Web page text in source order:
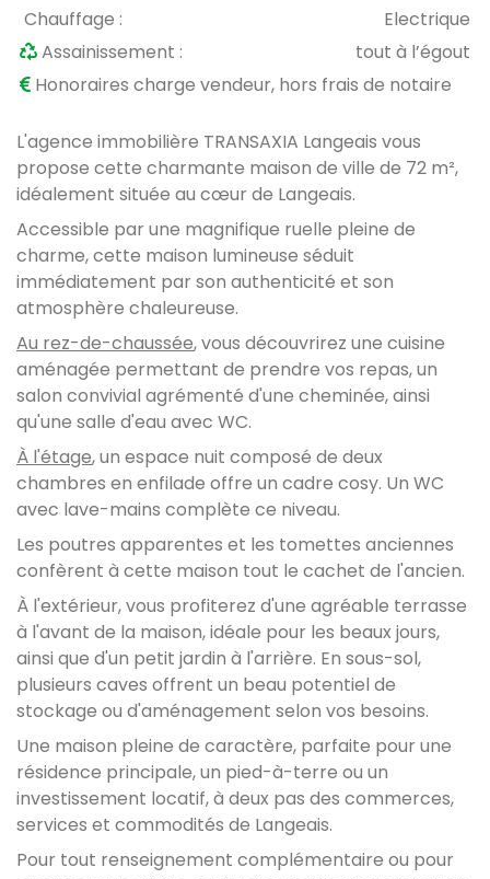
Chauffage :
Electrique
Assainissement :
tout à l’égout
Honoraires charge vendeur, hors frais de notaire
L'agence immobilière TRANSAXIA Langeais vous
propose cette charmante maison de ville de 72 m²,
idéalement située au cœur de Langeais.
Accessible par une magnifique ruelle pleine de
charme, cette maison lumineuse séduit
immédiatement par son authenticité et son
atmosphère chaleureuse.
Au rez-de-chaussée, vous découvrirez une cuisine
aménagée permettant de prendre vos repas, un
salon convivial agrémenté d'une cheminée, ainsi
qu'une salle d'eau avec WC.
À l'étage, un espace nuit composé de deux
chambres en enfilade offre un cadre cosy. Un WC
avec lave-mains complète ce niveau.
Les poutres apparentes et les tomettes anciennes
confèrent à cette maison tout le cachet de l'ancien.
À l'extérieur, vous profiterez d'une agréable terrasse
à l'avant de la maison, idéale pour les beaux jours,
ainsi que d'un petit jardin à l'arrière. En sous-sol,
plusieurs caves offrent un beau potentiel de
stockage ou d'aménagement selon vos besoins.
Une maison pleine de caractère, parfaite pour une
résidence principale, un pied-à-terre ou un
investissement locatif, à deux pas des commerces,
services et commodités de Langeais.
Pour tout renseignement complémentaire ou pour